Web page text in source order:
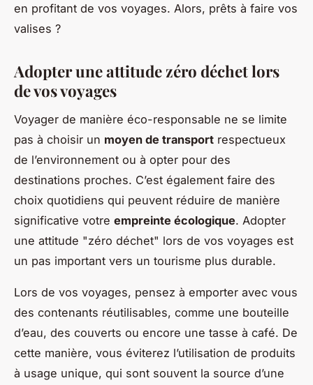
en profitant de vos voyages. Alors, prêts à faire vos
valises ?
Adopter une attitude zéro déchet lors
de vos voyages
Voyager de manière éco-responsable ne se limite
pas à choisir un moyen de transport respectueux
de l’environnement ou à opter pour des
destinations proches. C’est également faire des
choix quotidiens qui peuvent réduire de manière
significative votre empreinte écologique. Adopter
une attitude "zéro déchet" lors de vos voyages est
un pas important vers un tourisme plus durable.
Lors de vos voyages, pensez à emporter avec vous
des contenants réutilisables, comme une bouteille
d’eau, des couverts ou encore une tasse à café. De
cette manière, vous éviterez l’utilisation de produits
à usage unique, qui sont souvent la source d’une